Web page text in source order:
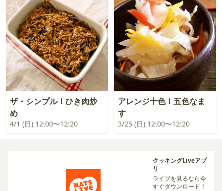
ザ・シンプル！ひき肉炒
め
4/1 (日) 12:00〜12:20
アレンジ十色！五色なま
す
3/25 (日) 12:00〜12:20
クッキングLiveアプ
リ
ライブを見るなら今
すぐダウンロード！